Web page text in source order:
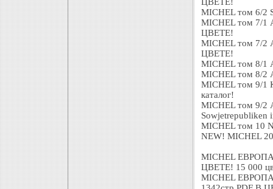
ЦВЕТЕ!
MICHEL том 6/2
MICHEL том 7/1
ЦВЕТЕ!
MICHEL том 7/2
ЦВЕТЕ!
MICHEL том 8/1
MICHEL том 8/2
MICHEL том 9/1
каталог!
MICHEL том 9/2
Sowjetrepubliken
MICHEL том 10
NEW! MICHEL
MICHEL ЕВРОПА
ЦВЕТЕ! 15 000
MICHEL ЕВРОПА